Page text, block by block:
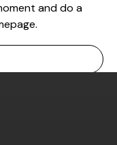
and do a
.